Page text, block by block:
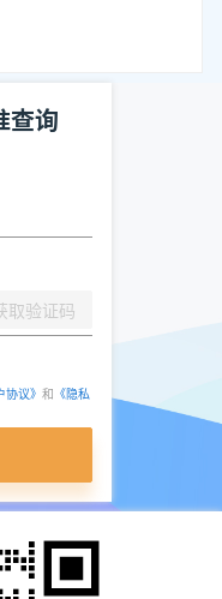
查询
取验证码
协议》 和 《隐私